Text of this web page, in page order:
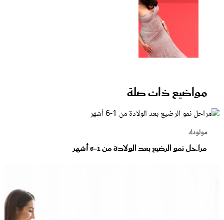
مواضيع ذات صلة
مولودك
مراحل نمو الرضيع بعد الولادة من 1-6 أشهر